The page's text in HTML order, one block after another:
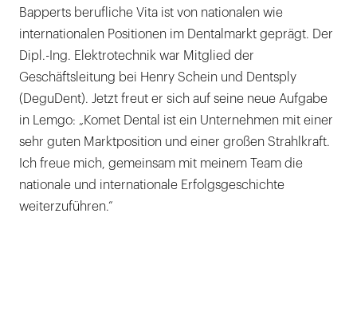
Bapperts berufliche Vita ist von nationalen wie
internationalen Positionen im Dentalmarkt geprägt. Der
Dipl.-Ing. Elektrotechnik war Mitglied der
Geschäftsleitung bei Henry Schein und Dentsply
(DeguDent). Jetzt freut er sich auf seine neue Aufgabe
in Lemgo: „Komet Dental ist ein Unternehmen mit einer
sehr guten Marktposition und einer großen Strahlkraft.
Ich freue mich, gemeinsam mit meinem Team die
nationale und internationale Erfolgsgeschichte
weiterzuführen.“